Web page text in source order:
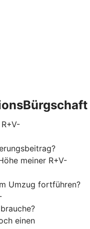
meiner R+V-
Umzug fortführen?
einen